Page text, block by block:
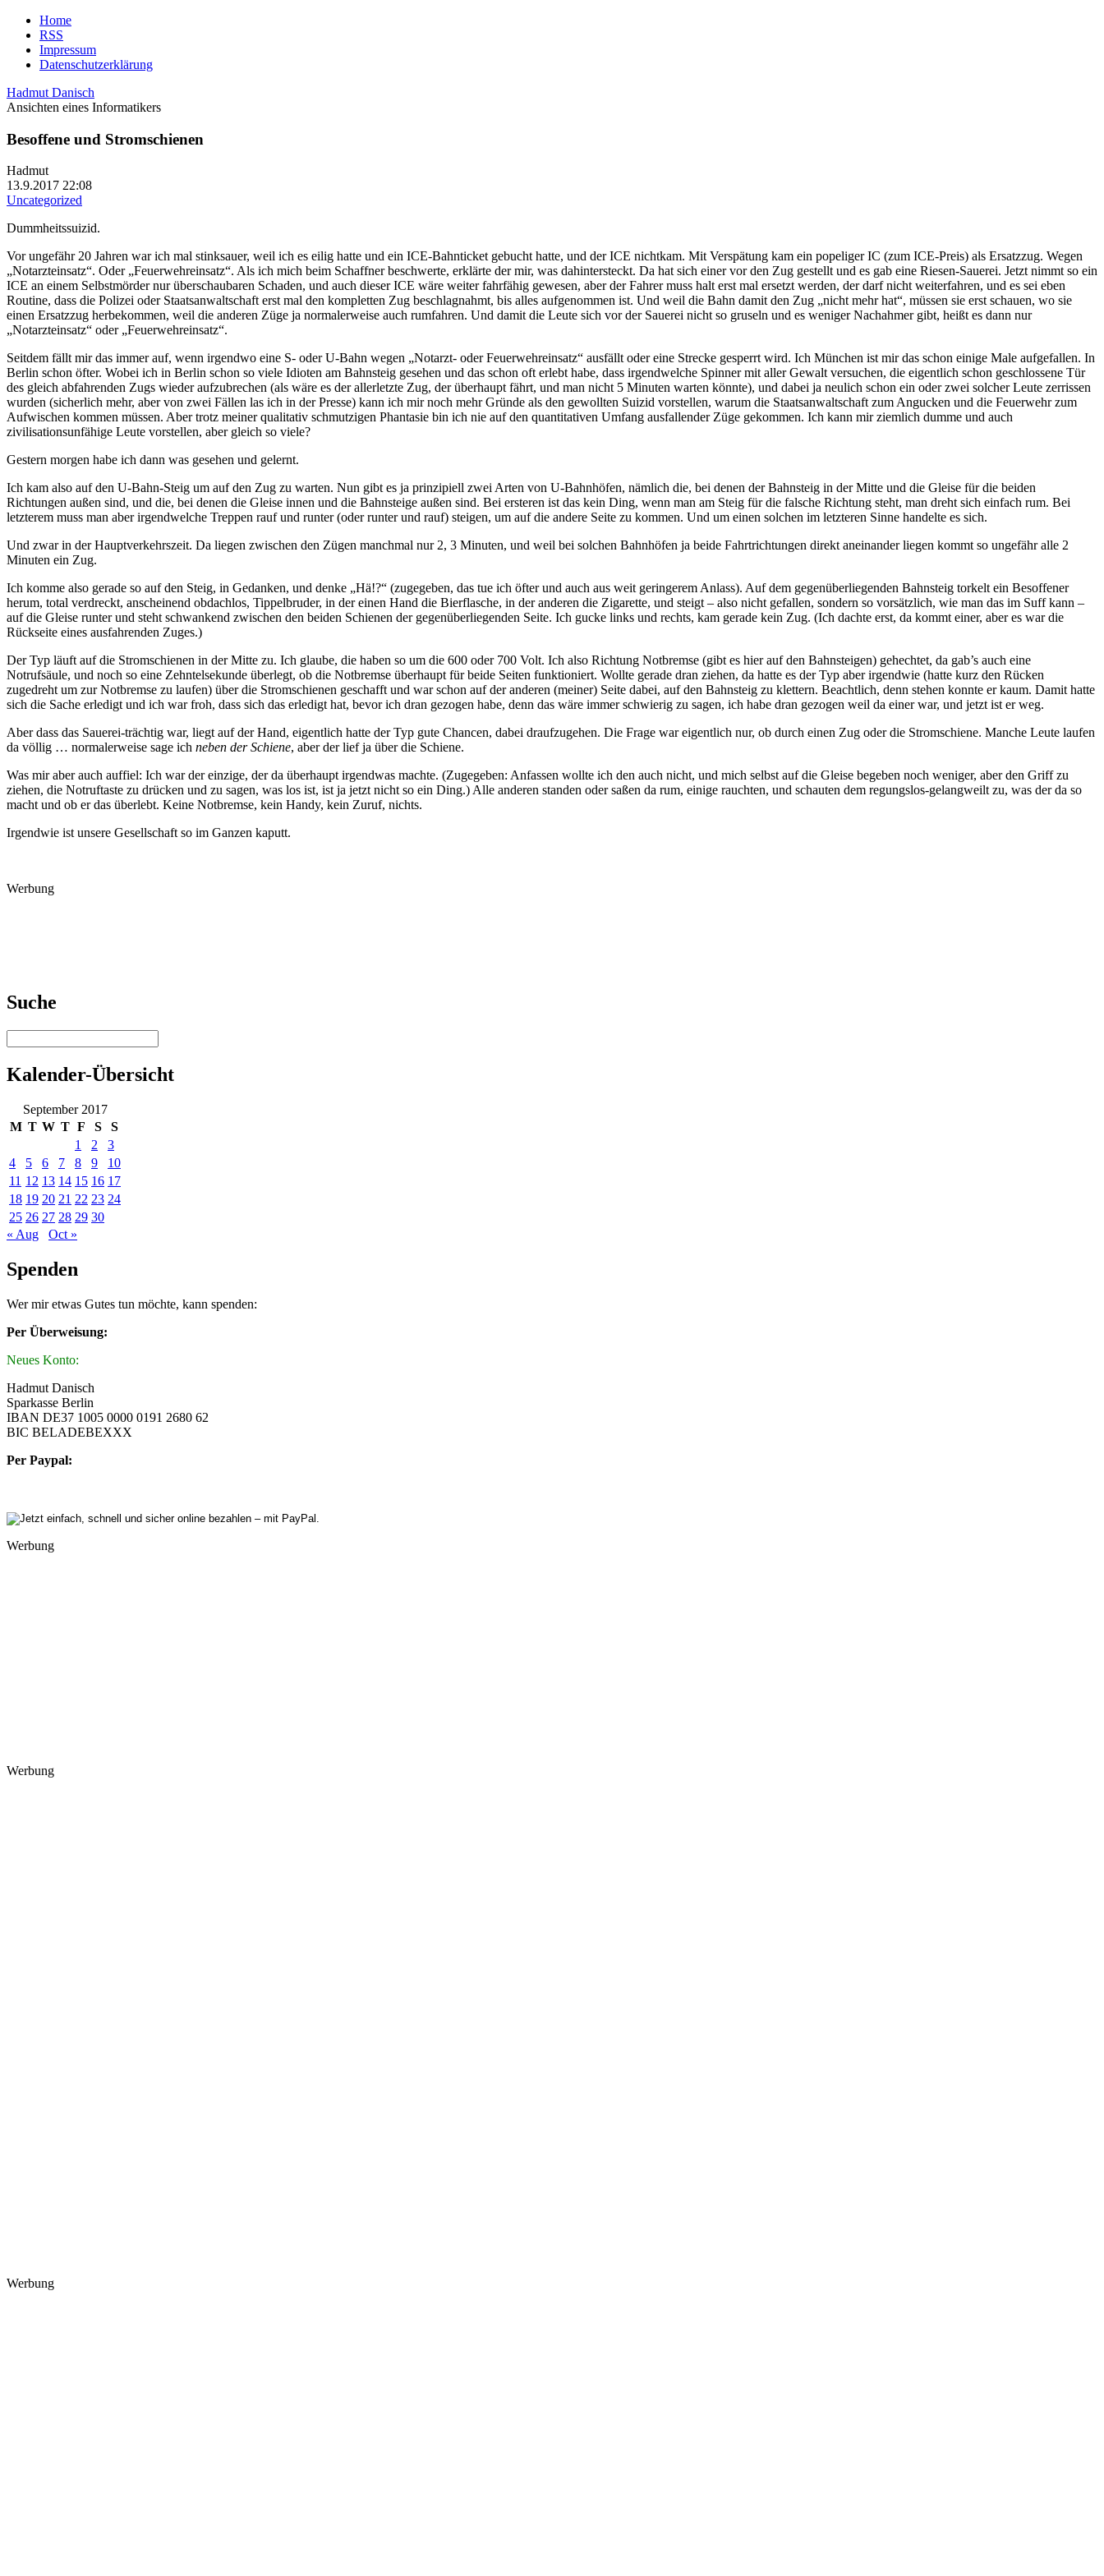
Home
RSS
Impressum
Datenschutzerklärung
Hadmut Danisch
Ansichten eines Informatikers
Besoffene und Stromschienen
Hadmut
13.9.2017 22:08
Uncategorized
Dummheitssuizid.
Vor ungefähr 20 Jahren war ich mal stinksauer, weil ich es eilig hatte und ein ICE-Bahnticket gebucht hatte, und der ICE nichtkam. Mit Verspätung kam ein popeliger IC (zum ICE-Preis) als Ersatzzug. Wegen
„Notarzteinsatz“. Oder „Feuerwehreinsatz“. Als ich mich beim Schaffner beschwerte, erklärte der mir, was dahintersteckt. Da hat sich einer vor den Zug gestellt und es gab eine Riesen-Sauerei. Jetzt nimmt so ein
ICE an einem Selbstmörder nur überschaubaren Schaden, und auch dieser ICE wäre weiter fahrfähig gewesen, aber der Fahrer muss halt erst mal ersetzt werden, der darf nicht weiterfahren, und es sei eben
Routine, dass die Polizei oder Staatsanwaltschaft erst mal den kompletten Zug beschlagnahmt, bis alles aufgenommen ist. Und weil die Bahn damit den Zug „nicht mehr hat“, müssen sie erst schauen, wo sie
einen Ersatzzug herbekommen, weil die anderen Züge ja normalerweise auch rumfahren. Und damit die Leute sich vor der Sauerei nicht so gruseln und es weniger Nachahmer gibt, heißt es dann nur
„Notarzteinsatz“ oder „Feuerwehreinsatz“.
Seitdem fällt mir das immer auf, wenn irgendwo eine S- oder U-Bahn wegen „Notarzt- oder Feuerwehreinsatz“ ausfällt oder eine Strecke gesperrt wird. Ich München ist mir das schon einige Male aufgefallen. In
Berlin schon öfter. Wobei ich in Berlin schon so viele Idioten am Bahnsteig gesehen und das schon oft erlebt habe, dass irgendwelche Spinner mit aller Gewalt versuchen, die eigentlich schon geschlossene Tür
des gleich abfahrenden Zugs wieder aufzubrechen (als wäre es der allerletzte Zug, der überhaupt fährt, und man nicht 5 Minuten warten könnte), und dabei ja neulich schon ein oder zwei solcher Leute zerrissen
wurden (sicherlich mehr, aber von zwei Fällen las ich in der Presse) kann ich mir noch mehr Gründe als den gewollten Suizid vorstellen, warum die Staatsanwaltschaft zum Angucken und die Feuerwehr zum
Aufwischen kommen müssen. Aber trotz meiner qualitativ schmutzigen Phantasie bin ich nie auf den quantitativen Umfang ausfallender Züge gekommen. Ich kann mir ziemlich dumme und auch
zivilisationsunfähige Leute vorstellen, aber gleich so viele?
Gestern morgen habe ich dann was gesehen und gelernt.
Ich kam also auf den U-Bahn-Steig um auf den Zug zu warten. Nun gibt es ja prinzipiell zwei Arten von U-Bahnhöfen, nämlich die, bei denen der Bahnsteig in der Mitte und die Gleise für die beiden
Richtungen außen sind, und die, bei denen die Gleise innen und die Bahnsteige außen sind. Bei ersteren ist das kein Ding, wenn man am Steig für die falsche Richtung steht, man dreht sich einfach rum. Bei
letzterem muss man aber irgendwelche Treppen rauf und runter (oder runter und rauf) steigen, um auf die andere Seite zu kommen. Und um einen solchen im letzteren Sinne handelte es sich.
Und zwar in der Hauptverkehrszeit. Da liegen zwischen den Zügen manchmal nur 2, 3 Minuten, und weil bei solchen Bahnhöfen ja beide Fahrtrichtungen direkt aneinander liegen kommt so ungefähr alle 2
Minuten ein Zug.
Ich komme also gerade so auf den Steig, in Gedanken, und denke „Hä!?“ (zugegeben, das tue ich öfter und auch aus weit geringerem Anlass). Auf dem gegenüberliegenden Bahnsteig torkelt ein Besoffener
herum, total verdreckt, anscheinend obdachlos, Tippelbruder, in der einen Hand die Bierflasche, in der anderen die Zigarette, und steigt – also nicht gefallen, sondern so vorsätzlich, wie man das im Suff kann –
auf die Gleise runter und steht schwankend zwischen den beiden Schienen der gegenüberliegenden Seite. Ich gucke links und rechts, kam gerade kein Zug. (Ich dachte erst, da kommt einer, aber es war die
Rückseite eines ausfahrenden Zuges.)
Der Typ läuft auf die Stromschienen in der Mitte zu. Ich glaube, die haben so um die 600 oder 700 Volt. Ich also Richtung Notbremse (gibt es hier auf den Bahnsteigen) gehechtet, da gab’s auch eine
Notrufsäule, und noch so eine Zehntelsekunde überlegt, ob die Notbremse überhaupt für beide Seiten funktioniert. Wollte gerade dran ziehen, da hatte es der Typ aber irgendwie (hatte kurz den Rücken
zugedreht um zur Notbremse zu laufen) über die Stromschienen geschafft und war schon auf der anderen (meiner) Seite dabei, auf den Bahnsteig zu klettern. Beachtlich, denn stehen konnte er kaum. Damit hatte
sich die Sache erledigt und ich war froh, dass sich das erledigt hat, bevor ich dran gezogen habe, denn das wäre immer schwierig zu sagen, ich habe dran gezogen weil da einer war, und jetzt ist er weg.
Aber dass das Sauerei-trächtig war, liegt auf der Hand, eigentlich hatte der Typ gute Chancen, dabei draufzugehen. Die Frage war eigentlich nur, ob durch einen Zug oder die Stromschiene. Manche Leute laufen
da völlig … normalerweise sage ich neben der Schiene, aber der lief ja über die Schiene.
Was mir aber auch auffiel: Ich war der einzige, der da überhaupt irgendwas machte. (Zugegeben: Anfassen wollte ich den auch nicht, und mich selbst auf die Gleise begeben noch weniger, aber den Griff zu
ziehen, die Notruftaste zu drücken und zu sagen, was los ist, ist ja jetzt nicht so ein Ding.) Alle anderen standen oder saßen da rum, einige rauchten, und schauten dem regungslos-gelangweilt zu, was der da so
macht und ob er das überlebt. Keine Notbremse, kein Handy, kein Zuruf, nichts.
Irgendwie ist unsere Gesellschaft so im Ganzen kaputt.
Werbung
Suche
Kalender-Übersicht
September 2017
M T W T F S
S
1
2
3
4
5 6 7 8 9
10
11 12 13 14 15 16 17
18 19 20 21 22 23 24
25 26 27 28 29 30
« Aug
Oct »
Spenden
Wer mir etwas Gutes tun möchte, kann spenden:
Per Überweisung:
Neues Konto:
Hadmut Danisch
Sparkasse Berlin
IBAN DE37 1005 0000 0191 2680 62
BIC BELADEBEXXX
Per Paypal:
Werbung
Werbung
Werbung